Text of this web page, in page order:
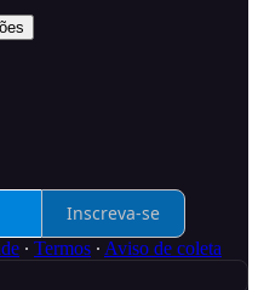
Inscreva-se
∙ Termos ∙ Aviso de coleta